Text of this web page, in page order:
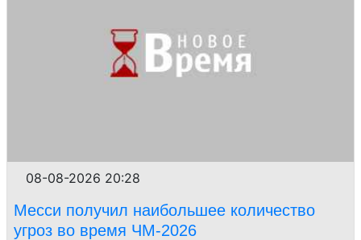
08-08-2026 20:28
Месси получил наибольшее количество
угроз во время ЧМ-2026